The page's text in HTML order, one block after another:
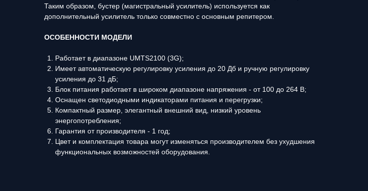
Таким образом, бустер (магистральный усилитель) используется как
дополнительный усилитель только совместно с основным репитером.
ОСОБЕННОСТИ МОДЕЛИ
Работает в диапазоне UMTS2100 (3G);
Имеет автоматическую регулировку усиления до 20 Дб и ручную регулировку
усиления до 31 дБ;
Блок питания работает в широком диапазоне напряжения - от 100 до 264 В;
Оснащен светодиодными индикаторами питания и перегрузки;
Компактный размер, элегантный внешний вид, низкий уровень
энергопотребления;
Гарантия от производителя - 1 год;
Цвет и комплектация товара могут изменяться производителем без ухудшения
функциональных возможностей оборудования.